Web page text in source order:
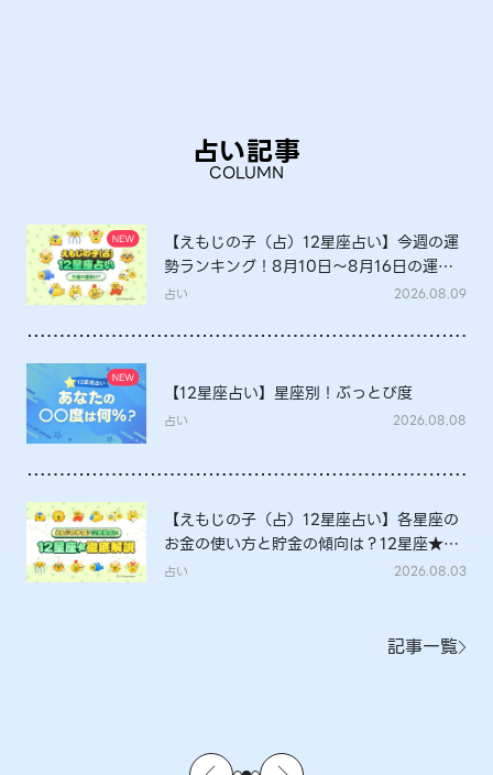
占い記事
COLUMN
【えもじの子（占）12星座占い】今週の運
勢ランキング！8月10日～8月16日の運勢
は？
占い 2026.08.09
【12星座占い】星座別！ぶっとび度
占い 2026.08.08
【えもじの子（占）12星座占い】各星座の
お金の使い方と貯金の傾向は？12星座★徹
底解説
占い 2026.08.03
記事一覧